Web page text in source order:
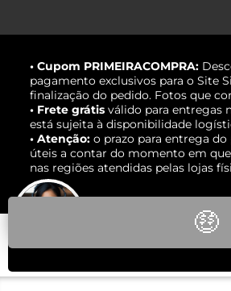
• Cupom PRIMEIRACOMPRA:
pagamento exclusivos para o Site
finalização do pedido. Fotos que
• Frete grátis válido para entregas
está sujeita à disponibilidade
• Atenção: o prazo para entrega
úteis a contar do momento em
nas regiões atendidas pelas lojas
🤑